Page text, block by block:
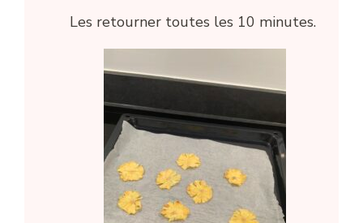
Les retourner toutes les 10 minutes.